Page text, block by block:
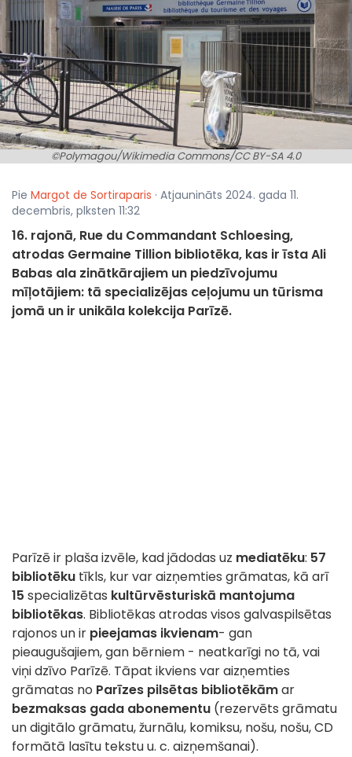
©Polymagou/Wikimedia Commons/CC BY-SA 4.0
Pie Margot de Sortiraparis · Atjaunināts 2024. gada 11.
decembris, plksten 11:32
16. rajonā, Rue du Commandant Schloesing,
atrodas Germaine Tillion bibliotēka, kas ir īsta Ali
Babas ala zinātkārajiem un piedzīvojumu
mīļotājiem: tā specializējas ceļojumu un tūrisma
jomā un ir unikāla kolekcija Parīzē.
Parīzē ir plaša izvēle, kad jādodas uz mediatēku: 57
bibliotēku tīkls, kur var aizņemties grāmatas, kā arī
15 specializētas kultūrvēsturiskā mantojuma
bibliotēkas. Bibliotēkas atrodas visos galvaspilsētas
rajonos un ir pieejamas ikvienam- gan
pieaugušajiem, gan bērniem - neatkarīgi no tā, vai
viņi dzīvo Parīzē. Tāpat ikviens var aizņemties
grāmatas no Parīzes pilsētas bibliotēkāmar
bezmaksas gada abonementu (rezervēts grāmatu
un digitālo grāmatu, žurnālu, komiksu, nošu, nošu, CD
formātā lasītu tekstu u. c. aizņemšanai).